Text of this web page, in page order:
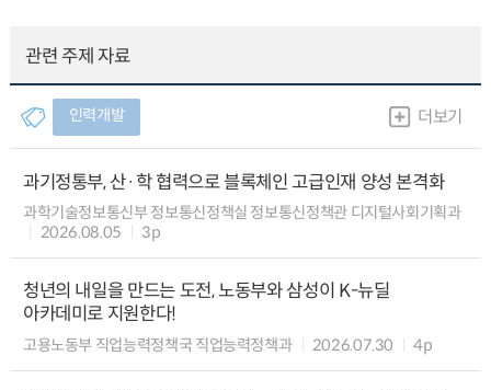
관련 주제 자료
인력개발 더보기
과기정통부, 산·학 협력으로 블록체인 고급인재 양성 본격화
과학기술정보통신부 정보통신정책실 정보통신정책관 디지털사회기획과
2026.08.05
3p
청년의 내일을 만드는 도전, 노동부와 삼성이 K-뉴딜
아카데미로 지원한다!
고용노동부 직업능력정책국 직업능력정책과 2026.07.30 4p